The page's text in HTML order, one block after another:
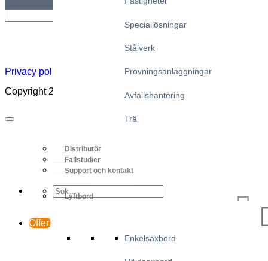
Speciallösningar
Stålverk
Provningsanläggningar
Avfallshantering
Trä
Distributör
Fallstudier
Support och kontakt
Offert
Privacy policy
Sales conditions|Code of Conduct
Copyright 2026 ©
Marco – a SIGI brand
Lyftbord
Enkelsaxbord